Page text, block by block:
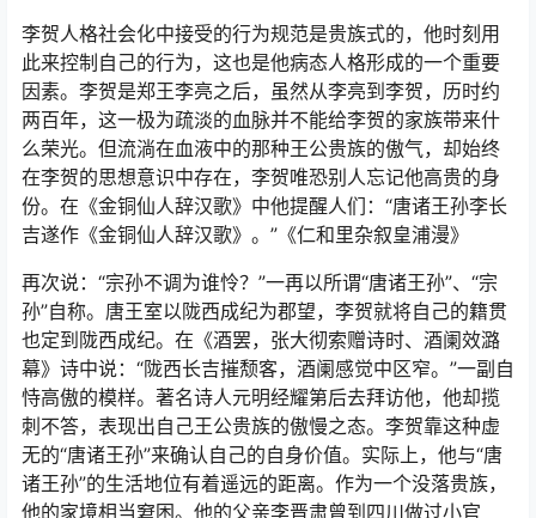
李贺人格社会化中接受的行为规范是贵族式的，他时刻用
此来控制自己的行为，这也是他病态人格形成的一个重要
因素。李贺是郑王李亮之后，虽然从李亮到李贺，历时约
两百年，这一极为疏淡的血脉并不能给李贺的家族带来什
么荣光。但流淌在血液中的那种王公贵族的傲气，却始终
在李贺的思想意识中存在，李贺唯恐别人忘记他高贵的身
份。在《金铜仙人辞汉歌》中他提醒人们：“唐诸王孙李长
吉遂作《金铜仙人辞汉歌》。”《仁和里杂叙皇浦漫》
再次说：“宗孙不调为谁怜？”一再以所谓“唐诸王孙”、“宗
孙”自称。唐王室以陇西成纪为郡望，李贺就将自己的籍贯
也定到陇西成纪。在《酒罢，张大彻索赠诗时、酒阑效潞
幕》诗中说：“陇西长吉摧颓客，酒阑感觉中区窄。”一副自
恃高傲的模样。著名诗人元明经耀第后去拜访他，他却揽
刺不答，表现出自己王公贵族的傲慢之态。李贺靠这种虚
无的“唐诸王孙”来确认自己的自身价值。实际上，他与“唐
诸王孙”的生活地位有着遥远的距离。作为一个没落贵族，
他的家境相当窘困。他的父亲李晋肃曾到四川做过小官